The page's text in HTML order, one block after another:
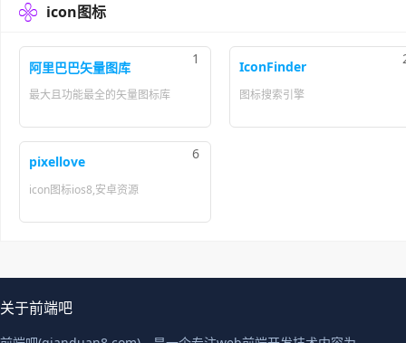
 icon图标
1
阿里巴巴矢量图库
最大且功能最全的矢量图标库
IconFinder
图标搜索引擎
6
pixellove
icon图标ios8,安卓资源
关于前端吧